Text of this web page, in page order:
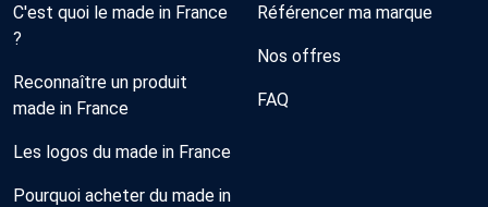
C'est quoi le made in France
?
Reconnaître un produit
made in France
Les logos du made in France
Pourquoi acheter du made in
Référencer ma marque
Nos offres
FAQ